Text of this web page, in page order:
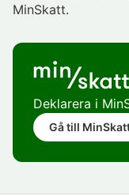
MinSkatt.
Deklarera i
Gå till